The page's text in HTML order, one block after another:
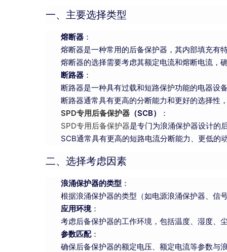
一、主要选择类型
熔断器 ：
熔断器是一种常用的后备保护器，其内部填充有
熔断器的选择需要考虑其额定电流和熔断电流，
断路器 ：
断路器是一种具有过载和短路保护功能的电器设
断路器通常具有更高的分断能力和更好的选择性
SPD专用后备保护器 （SCB）
：
SPD专用后备保护器是专门为浪涌保护器设计的
SCB通常具有更高的短路电流分断能力、更低的
二、选择考虑因素
浪涌保护器的类型 ：
根据浪涌保护器的类型（如电源浪涌保护器、信
应用环境：
考虑后备保护器的工作环境，包括温度、湿度、
参数匹配：
确保后备保护器的额定电压、额定电流等参数与